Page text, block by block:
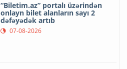
“Biletim.az” portalı üzərindən
onlayn bilet alanların sayı 2
dəfəyədək artıb
07-08-2026